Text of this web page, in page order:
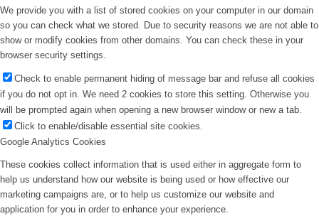
We provide you with a list of stored cookies on your computer in our domain
so you can check what we stored. Due to security reasons we are not able to
show or modify cookies from other domains. You can check these in your
browser security settings.
Check to enable permanent hiding of message bar and refuse all cookies
if you do not opt in. We need 2 cookies to store this setting. Otherwise you
will be prompted again when opening a new browser window or new a tab.
Click to enable/disable essential site cookies.
Google Analytics Cookies
These cookies collect information that is used either in aggregate form to
help us understand how our website is being used or how effective our
marketing campaigns are, or to help us customize our website and
application for you in order to enhance your experience.